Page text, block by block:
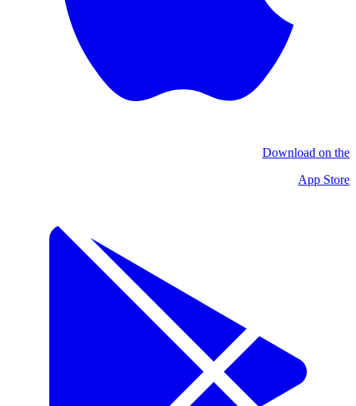
Download on the
App Store